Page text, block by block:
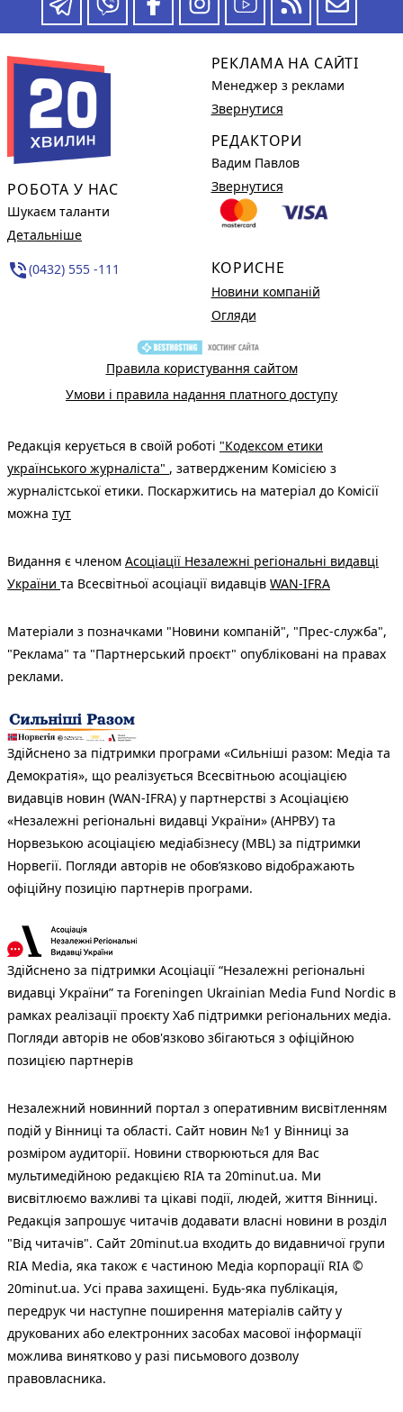
РОБОТА У НАС
Шукаєм таланти
Детальніше
phone_in_talk(0432) 555 -111
РЕКЛАМА НА САЙТІ
Менеджер з реклами
Звернутися
РЕДАКТОРИ
Вадим Павлов
Звернутися
КОРИСНЕ
Новини компаній
Огляди
Правила користування сайтом
Умови і правила надання платного доступу
Редакція керується в своїй роботі "Кодексом етики
українського журналіста" , затвердженим Комісією з
журналістської етики. Поскаржитись на матеріал до Комісії
можна тут
Видання є членом Асоціації Незалежні регіональні видавці
України та Всесвітньої асоціації видавців WAN-IFRA
Матеріали з позначками "Новини компаній", "Прес-служба",
"Реклама" та "Партнерський проєкт" опубліковані на правах
реклами.
Здійснено за підтримки програми «Сильніші разом: Медіа та
Демократія», що реалізується Всесвітньою асоціацією
видавців новин (WAN-IFRA) у партнерстві з Асоціацією
«Незалежні регіональні видавці України» (АНРВУ) та
Норвезькою асоціацією медіабізнесу (MBL) за підтримки
Норвегії. Погляди авторів не обов’язково відображають
офіційну позицію партнерів програми.
Здійснено за підтримки Асоціації “Незалежні регіональні
видавці України” та Foreningen Ukrainian Media Fund Nordic в
рамках реалізації проєкту Хаб підтримки регіональних медіа.
Погляди авторів не обов'язково збігаються з офіційною
позицією партнерів
Незалежний новинний портал з оперативним висвітленням
подій у Вінниці та області. Сайт новин №1 у Вінниці за
розміром аудиторії. Новини створюються для Вас
мультимедійною редакцією RIA та 20minut.ua. Ми
висвітлюємо важливі та цікаві події, людей, життя Вінниці.
Редакція запрошує читачів додавати власні новини в розділ
"Від читачів". Сайт 20minut.ua входить до видавничої групи
RIA Media, яка також є частиною Медіа корпорації RIA ©
20minut.ua. Усі права захищені. Будь-яка публiкацiя,
передрук чи наступне поширення матеріалів сайту у
друкованих або електронних засобах масової інформації
можлива винятково у разі письмового дозволу
правовласника.